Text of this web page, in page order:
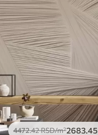
4472.42RSD/m²2683.45